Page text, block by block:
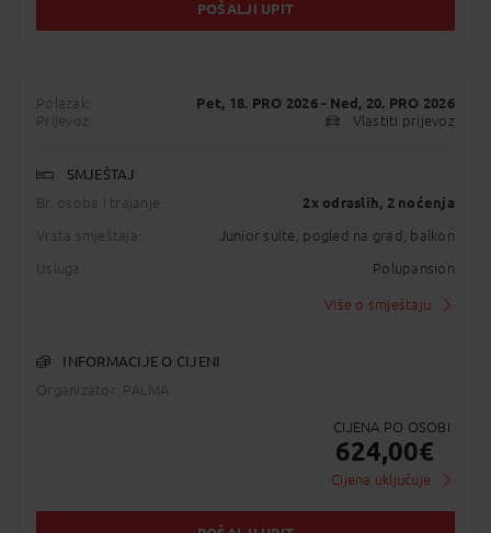
POŠALJI UPIT
Polazak: Pet, 18. PRO 2026- Ned, 20. PRO 2026
Prijevoz:
Vlastiti prijevoz
SMJEŠTAJ
Br. osoba i trajanje:
2x odraslih, 2 noćenja
Vrsta smještaja: Junior suite, pogled na grad, balkon
Usluga: Polupansion
Više o smještaju
INFORMACIJE O CIJENI
Organizator: PALMA
CIJENA PO OSOBI
624,00€
Cijena uključuje